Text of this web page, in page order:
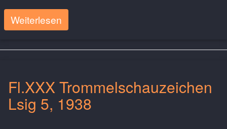
Weiterlesen
Fl.XXX Trommelschauzeichen
Lsig 5, 1938